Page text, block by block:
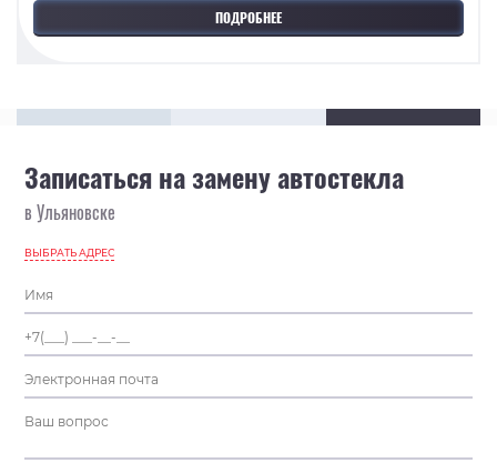
ПОДРОБНЕЕ
Записаться на замену автостекла
в Ульяновске
ВЫБРАТЬ АДРЕС